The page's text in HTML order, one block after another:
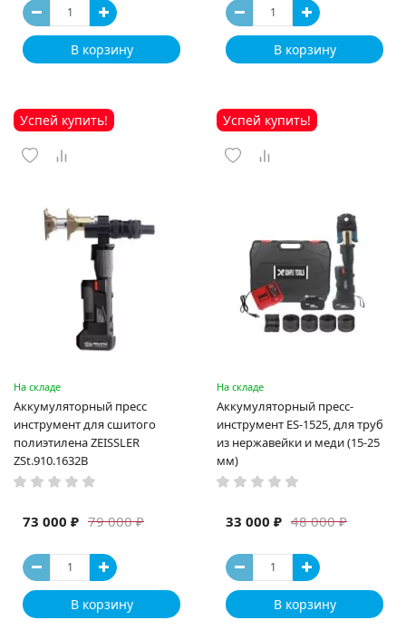
В корзину В корзину
Успей купить!
На складе
Аккумуляторный пресс
инструмент для сшитого
полиэтилена ZEISSLER
ZSt.910.1632B
79 000 ₽
73 000 ₽
В корзину
Успей купить!
На складе
Аккумуляторный пресс-
инструмент ES-1525, для труб
из нержавейки и меди (15-25
мм)
48 000 ₽
33 000 ₽
В корзину